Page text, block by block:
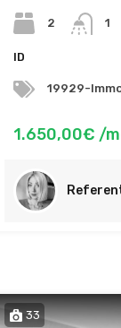
2 1
ID
19929-
1.650,00€ /
33